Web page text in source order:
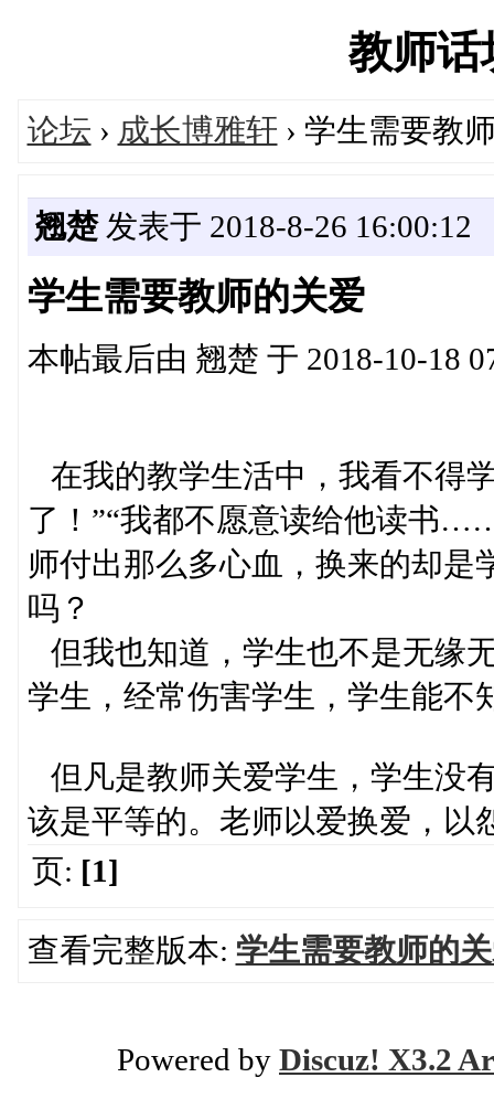
教师话
论坛 › 成长博雅轩 › 学生需要教
翘楚发表于 2018-8-26 16:00:12
学生需要教师的关爱
本帖最后由 翘楚 于 2018-10-18
在我的教学生活中，我看不得
了！”“我都不愿意读给他读书
师付出那么多心血，换来的却是
吗？
但我也知道，学生也不是无缘
学生，经常伤害学生，学生能不
但凡是教师关爱学生，学生没
该是平等的。老师以爱换爱，以
页: [1]
查看完整版本: 学生需要教师的
Powered by Discuz! X3.2